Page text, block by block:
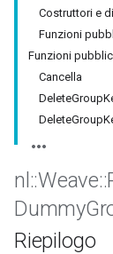
Costruttori e
Funzioni
Funzioni
Cancella
nl ::Weave::
Dummy
Riepilogo